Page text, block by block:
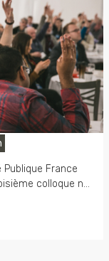
Publique France
colloque n...